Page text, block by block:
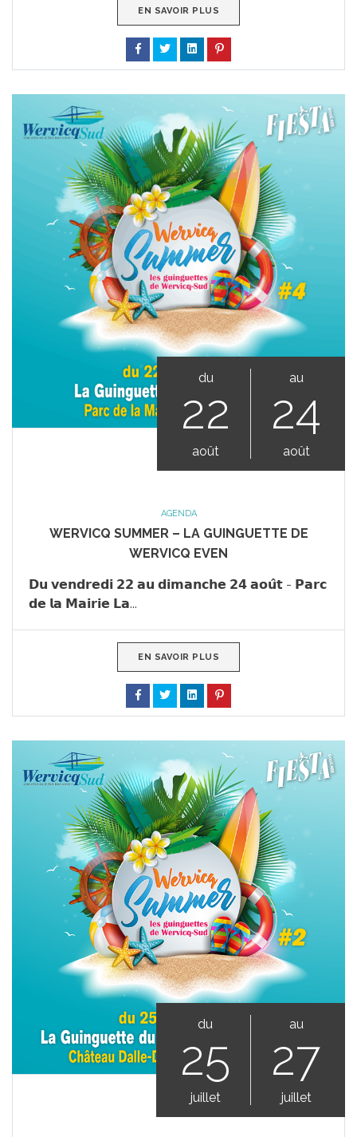
EN SAVOIR PLUS
du
22
août
au
24
août
AGENDA
WERVICQ SUMMER – LA GUINGUETTE DE
WERVICQ EVEN
𝗗𝘂 𝘃𝗲𝗻𝗱𝗿𝗲𝗱𝗶 𝟮𝟮 𝗮𝘂 𝗱𝗶𝗺𝗮𝗻𝗰𝗵𝗲 𝟮𝟰 𝗮𝗼𝘂̂𝘁 - 𝗣𝗮𝗿𝗰
𝗱𝗲 𝗹𝗮 𝗠𝗮𝗶𝗿𝗶𝗲 𝗟𝗮...
EN SAVOIR PLUS
du
25
juillet
au
27
juillet